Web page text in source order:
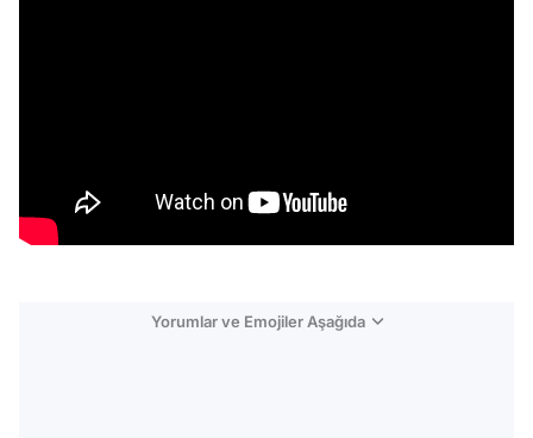
Yorumlar ve Emojiler Aşağıda